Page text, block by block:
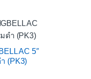
AC 5″
(PK3)